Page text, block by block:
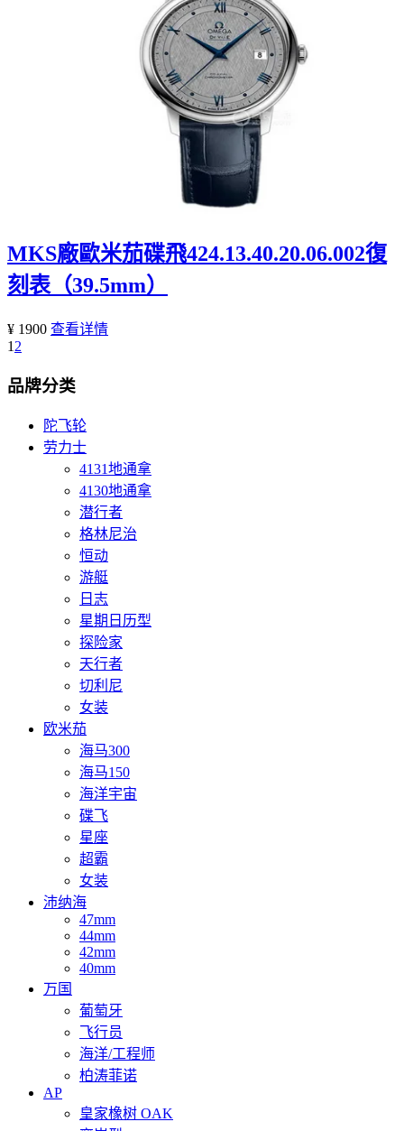
MKS廠歐米茄碟飛424.13.40.20.06.002復
刻表（39.5mm）
¥ 1900 查看详情
1 2
品牌分类
陀飞轮
劳力士
4131地通拿
4130地通拿
潜行者
格林尼治
恒动
游艇
日志
星期日历型
探险家
天行者
切利尼
女装
欧米茄
海马300
海马150
海洋宇宙
碟飞
星座
超霸
女装
沛纳海
47mm
44mm
42mm
40mm
万国
葡萄牙
飞行员
海洋/工程师
柏涛菲诺
AP
皇家橡树 OAK